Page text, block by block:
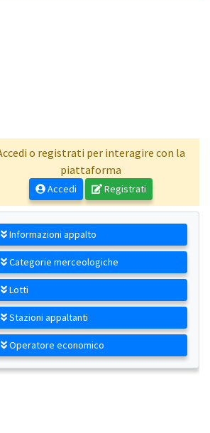
o registrati per interagire con la
piattaforma
Accedi Registrati
Informazioni appalto
Categorie merceologiche
Lotti
Stazioni appaltanti
Operatore economico